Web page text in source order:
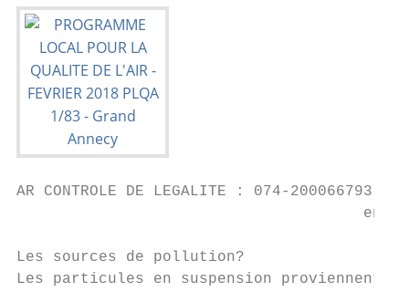
AR CONTROLE DE LEGALITE : 074-200066793-
en
Les sources de pollution?
Les particules en suspension proviennent